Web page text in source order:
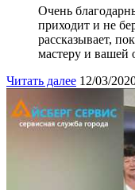
Очень
приходит и не
рассказывает,
мастеру и вашей
Читать далее 12/03/